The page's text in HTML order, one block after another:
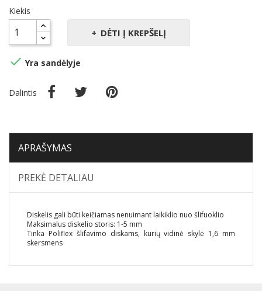
Kiekis
DĖTI Į KREPŠELĮ
 Yra sandėlyje
Dalintis
APRAŠYMAS
PREKĖ DETALIAU
Diskelis gali būti keičiamas nenuimant laikiklio nuo šlifuoklio
Maksimalus diskelio storis: 1-5 mm
Tinka Poliflex šlifavimo diskams, kurių vidinė skylė 1,6 mm
skersmens